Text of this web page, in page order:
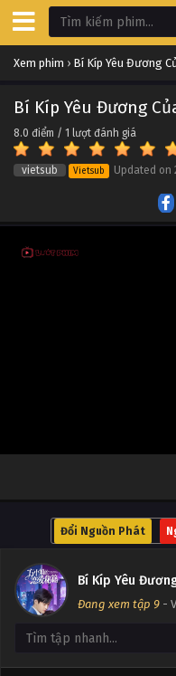
Xem phim › Bí Kíp Yêu Đương
Bí Kíp Yêu Đương
8.0 điểm / 1 lượt đánh giá
vietsub Vietsub Updated on
Đổi Nguồn Phát
Bí Kíp Yêu
Đang xem tập 9 -
Bí Kíp Yêu
Tập 19
Bí Kíp Yêu
Tập 18
Bí Kíp
Bí Kíp
Bí Kíp Yêu
Tập 11